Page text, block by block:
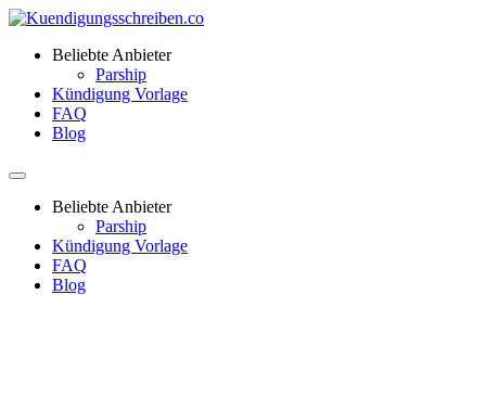
Beliebte Anbieter
Parship
Kündigung Vorlage
FAQ
Blog
Beliebte Anbieter
Parship
Kündigung Vorlage
FAQ
Blog